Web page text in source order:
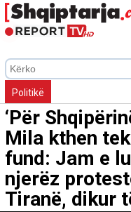
Politikë
‘Për
Mila kthen
fund: Jam e
njerëz
Tiranë, dikur